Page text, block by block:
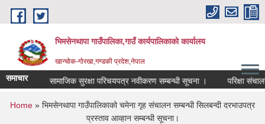
Skip to main content
भिमसेनथापा गाउँपालिका,गाउँ कार्यपालिकाकाे कार्यालय
खान्चोक-गाेरखा,गण्डकी प्रदेश,नेपाल
समाचार सामाजिक सुरक्षा परिचयपत्र नवीकरण सम्बन्धी सूचना । परिक्षा
You are here
Home » भिमसेनथापा गाउँपालिकाको चमेना गृह संचालन सम्बन्धी सिलबन्दी दरभाउपत्र
प्रस्ताव आव्हान सम्बन्धी सूचना।